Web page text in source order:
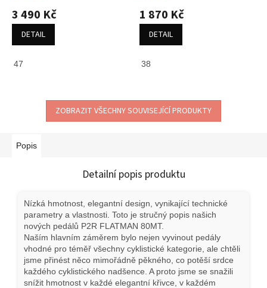
3 490 Kč
DETAIL
47
1 870 Kč
DETAIL
38
ZOBRAZIT VŠECHNY SOUVISEJÍCÍ PRODUKTY
Popis
Detailní popis produktu
Nízká hmotnost, elegantní design, vynikající technické
parametry a vlastnosti. Toto je stručný popis našich
nových pedálů P2R FLATMAN 80MT.
Naším hlavním záměrem bylo nejen vyvinout pedály
vhodné pro téměř všechny cyklistické kategorie, ale chtěli
jsme přinést něco mimořádně pěkného, co potěší srdce
každého cyklistického nadšence. A proto jsme se snažili
snížit hmotnost v každé elegantní křivce, v každém